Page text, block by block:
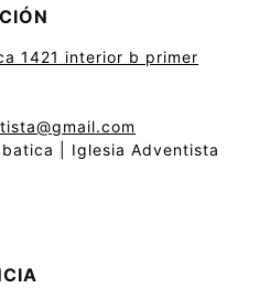
1421 interior b primer
| Iglesia Adventista